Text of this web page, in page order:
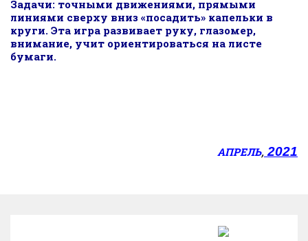
Задачи: точными движениями, прямыми
линиями сверху вниз «посадить» капельки в
круги. Эта игра развивает руку, глазомер,
внимание, учит ориентироваться на листе
бумаги.
АПРЕЛЬ, 2021